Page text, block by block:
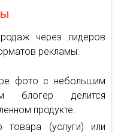
через лидеров
рекламы:
фото с небольшим
блогер делится
продукте.
товара (услуги) или